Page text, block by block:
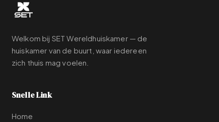
Welkom bij SET Wereldhuiskamer — de
huiskamer van de buurt, waar iedereen
zich thuis mag voelen.
Snelle Link
Home